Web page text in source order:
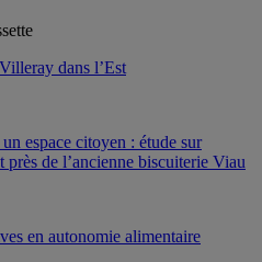
dans l’Est
espace citoyen : étude sur
près de l’ancienne biscuiterie Viau
en autonomie alimentaire